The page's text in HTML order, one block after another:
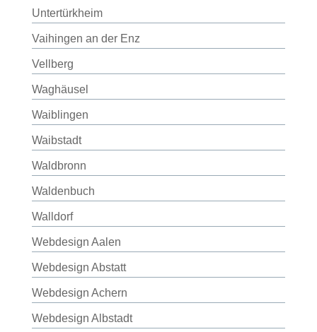
Untertürkheim
Vaihingen an der Enz
Vellberg
Waghäusel
Waiblingen
Waibstadt
Waldbronn
Waldenbuch
Walldorf
Webdesign Aalen
Webdesign Abstatt
Webdesign Achern
Webdesign Albstadt